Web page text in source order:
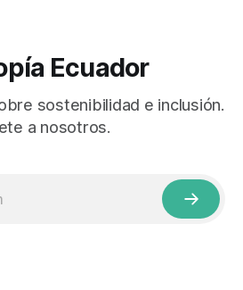
Ecuador
sostenibilidad e inclusión.
a nosotros.